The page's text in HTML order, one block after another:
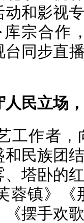
和影视
宗合作
台同步直
人民立场
工作者
民族团
塔卧的
蓉镇》
《摆手欢